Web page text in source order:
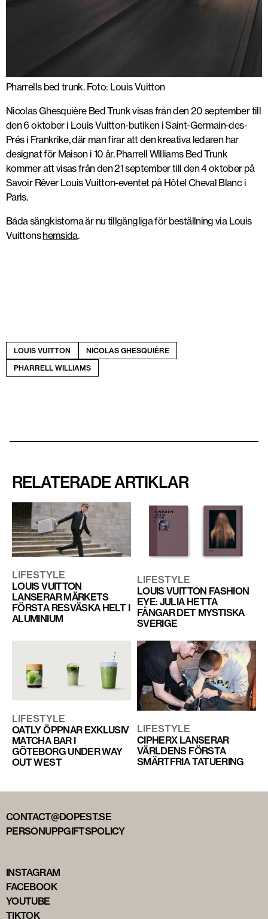
Pharrells bed trunk. Foto: Louis Vuitton
Nicolas Ghesquière Bed Trunk visas från den 20 september till
den 6 oktober i Louis Vuitton-butiken i Saint-Germain-des-
Prés i Frankrike, där man firar att den kreativa ledaren har
designat för Maison i 10 år. Pharrell Williams Bed Trunk
kommer att visas från den 21 september till den 4 oktober på
Savoir Rêver Louis Vuitton-eventet på Hôtel Cheval Blanc i
Paris.
Båda sängkistorna är nu tillgängliga för beställning via Louis
Vuittonshemsida.
LOUIS VUITTON
NICOLAS GHESQUIÈRE
PHARRELL WILLIAMS
RELATERADE ARTIKLAR
LIFESTYLE
LOUIS VUITTON
LANSERAR MÄRKETS
FÖRSTA RESVÄSKA HELT I
ALUMINIUM
LIFESTYLE
LOUIS VUITTON FASHION
EYE: JULIA HETTA
FÅNGAR DET MYSTISKA
SVERIGE
LIFESTYLE
OATLY ÖPPNAR EXKLUSIV
MATCHA BAR I
GÖTEBORG UNDER WAY
OUT WEST
LIFESTYLE
CIPHERX LANSERAR
VÄRLDENS FÖRSTA
SMÄRTFRIA TATUERING
CONTACT@DOPEST.SE
PERSONUPPGIFTSPOLICY
INSTAGRAM
FACEBOOK
YOUTUBE
TIKTOK